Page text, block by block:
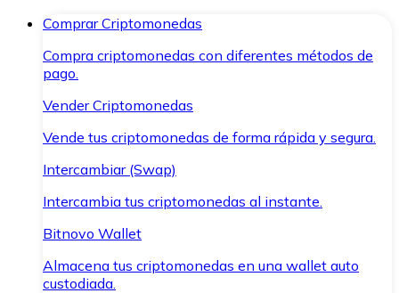
Comprar Criptomonedas
Compra criptomonedas con diferentes métodos de
pago.
Vender Criptomonedas
Vende tus criptomonedas de forma rápida y segura.
Intercambiar (Swap)
Intercambia tus criptomonedas al instante.
Bitnovo Wallet
Almacena tus criptomonedas en una wallet auto
custodiada.